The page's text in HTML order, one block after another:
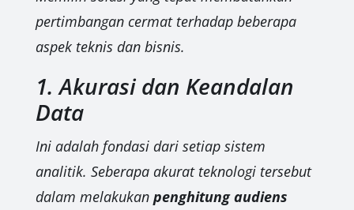
pertimbangan cermat terhadap beberapa
aspek teknis dan bisnis.
1. Akurasi dan Keandalan
Data
Ini adalah fondasi dari setiap sistem
analitik. Seberapa akurat teknologi tersebut
dalam melakukan penghitung audiens